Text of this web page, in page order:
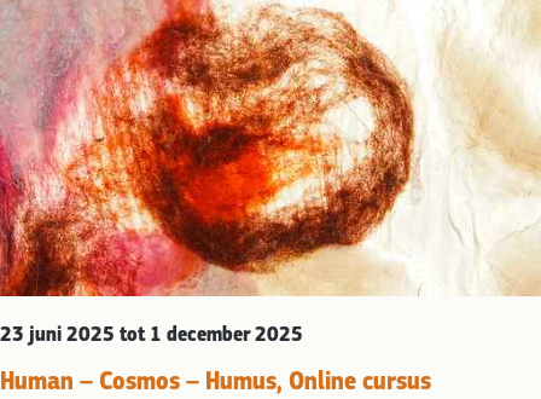
23 juni 2025 tot 1 december 2025
Human – Cosmos – Humus, Online cursus